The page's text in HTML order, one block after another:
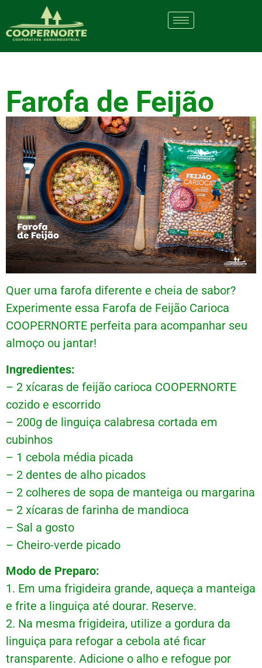
Farofa de Feijão
Quer uma farofa diferente e cheia de sabor?
Experimente essa Farofa de Feijão Carioca
COOPERNORTE perfeita para acompanhar seu
almoço ou jantar!
Ingredientes:
– 2 xícaras de feijão carioca COOPERNORTE
cozido e escorrido
– 200g de linguiça calabresa cortada em
cubinhos
– 1 cebola média picada
– 2 dentes de alho picados
– 2 colheres de sopa de manteiga ou margarina
– 2 xícaras de farinha de mandioca
– Sal a gosto
– Cheiro-verde picado
Modo de Preparo:
1. Em uma frigideira grande, aqueça a manteiga
e frite a linguiça até dourar. Reserve.
2. Na mesma frigideira, utilize a gordura da
linguiça para refogar a cebola até ficar
transparente. Adicione o alho e refogue por